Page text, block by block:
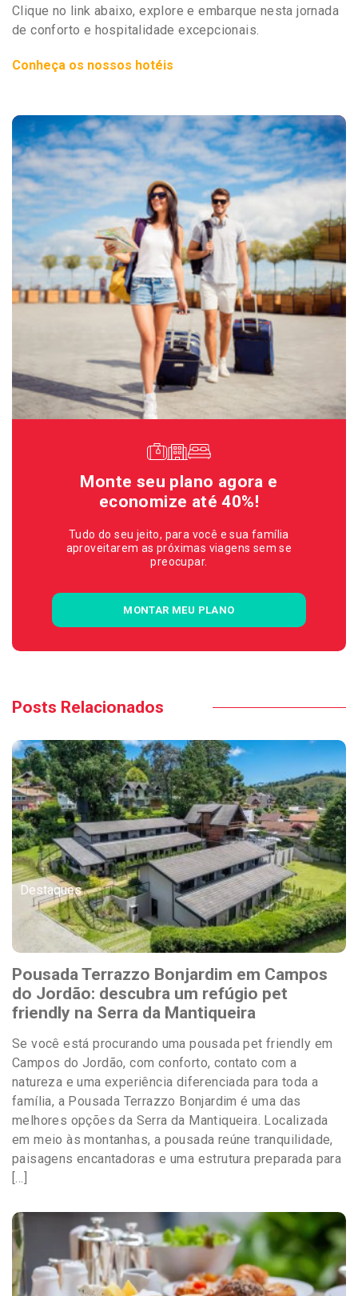
Clique no link abaixo, explore e embarque nesta jornada
de conforto e hospitalidade excepcionais.
Conheça os nossos hotéis
Monte seu plano agora e
economize até 40%!
Tudo do seu jeito, para você e sua família
aproveitarem as próximas viagens sem se
preocupar.
MONTAR MEU PLANO
Posts Relacionados
Destaques
Pousada Terrazzo Bonjardim em Campos
do Jordão: descubra um refúgio pet
friendly na Serra da Mantiqueira
Se você está procurando uma pousada pet friendly em
Campos do Jordão, com conforto, contato com a
natureza e uma experiência diferenciada para toda a
família, a Pousada Terrazzo Bonjardim é uma das
melhores opções da Serra da Mantiqueira. Localizada
em meio às montanhas, a pousada reúne tranquilidade,
paisagens encantadoras e uma estrutura preparada para
[…]